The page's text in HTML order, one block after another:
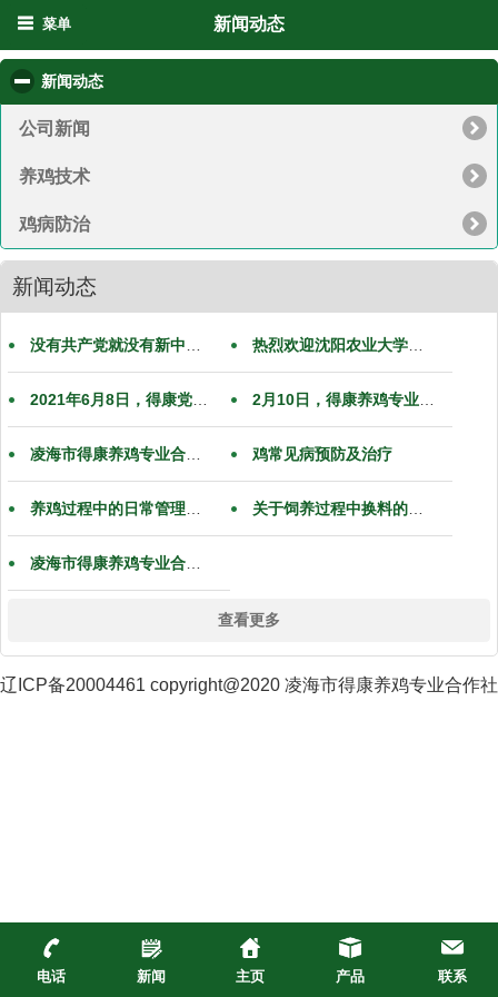
新闻动态
菜单
新闻动态
公司新闻
养鸡技术
鸡病防治
新闻动态
热烈欢迎沈阳农业大学科技处阮处长、继续教育学院高院长莅临得康合作社指导工作，共同助力乡村振兴！
2月10日，得康养鸡专业合作社走访慰问南八千村建档立卡的贫困户
鸡常见病预防及治疗
关于饲养过程中换料的问题，怎么换呢？
查看更多
辽ICP备20004461 copyright@2020 凌海市得康养鸡专业合作社
电话 新闻 主页 产品 联系